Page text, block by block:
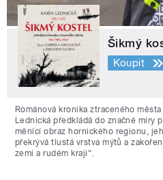
Šikmý
Koupit
Románová kronika ztraceného
Lednická předkládá do značné míry
měnící obraz hornického regionu,
překrývá tlustá vrstva mýtů a
zemi a rudém kraji“.